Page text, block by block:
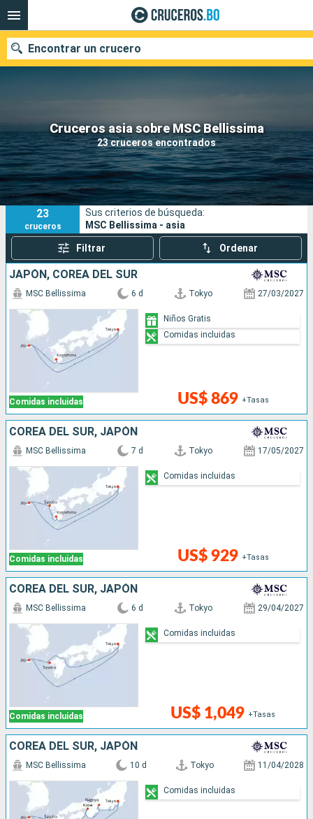
Cruceros asia sobre MSC Bellissima
23 cruceros encontrados
Encontrar un crucero
Nuestros destinos
Fecha de salida
Puertos Compañías
Buscar
23
cruceros
Sus criterios de búsqueda:
MSC Bellissima - asia
Filtrar Ordenar
JAPÓN, COREA DEL SUR
Comidas incluidas
MSC Bellissima 6 d Tokyo 27/03/2027
US$ 869 +Tasas
Niños Gratis
Comidas incluidas
COREA DEL SUR, JAPÓN
Comidas incluidas
MSC Bellissima 7 d Tokyo 17/05/2027
US$ 929 +Tasas
Comidas incluidas
COREA DEL SUR, JAPÓN
Comidas incluidas
MSC Bellissima 6 d Tokyo 29/04/2027
US$ 1,049 +Tasas
Comidas incluidas
COREA DEL SUR, JAPÓN
MSC Bellissima 10 d Tokyo 11/04/2028
Comidas incluidas